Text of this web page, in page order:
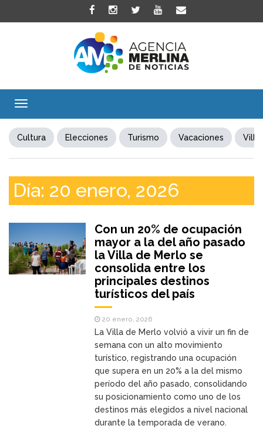
Toggle
Cultura Elecciones Turismo Vacaciones Villa
Día: 20 enero, 2026
Con un 20% de ocupación
mayor a la del año pasado
la Villa de Merlo se
consolida entre los
principales destinos
turísticos del país
20 enero, 2026
La Villa de Merlo volvió a vivir un fin de
semana con un alto movimiento
turístico, registrando una ocupación
que supera en un 20% a la del mismo
período del año pasado, consolidando
su posicionamiento como uno de los
destinos más elegidos a nivel nacional
durante la temporada de verano.